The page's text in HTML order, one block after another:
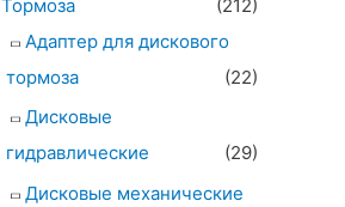
Тормоза
(212)
Адаптер для дискового
тормоза
(22)
Дисковые
гидравлические
(29)
Дисковые механические